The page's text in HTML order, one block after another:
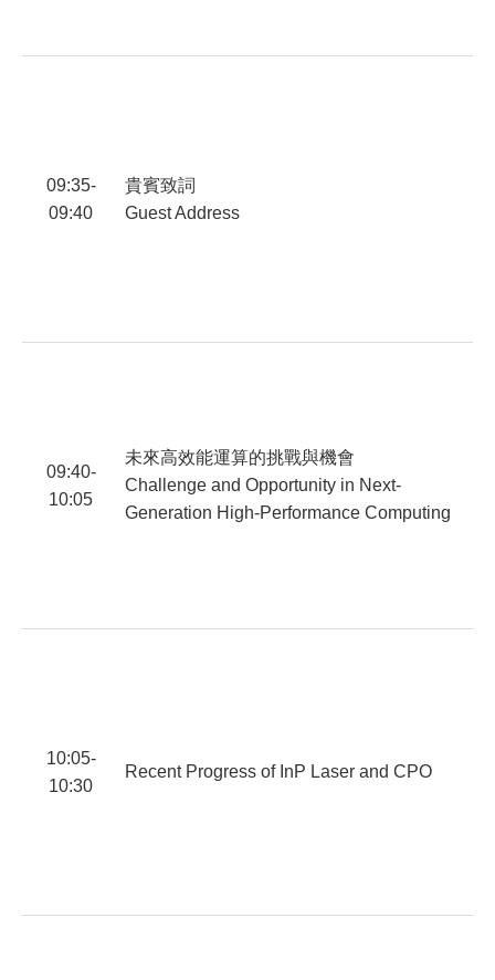
09:35-
09:40
貴賓致詞
Guest Address
09:40-
10:05
未來高效能運算的挑戰與機會
Challenge and Opportunity in Next-
Generation High-Performance Computing
10:05-
10:30
Recent Progress of InP Laser and CPO